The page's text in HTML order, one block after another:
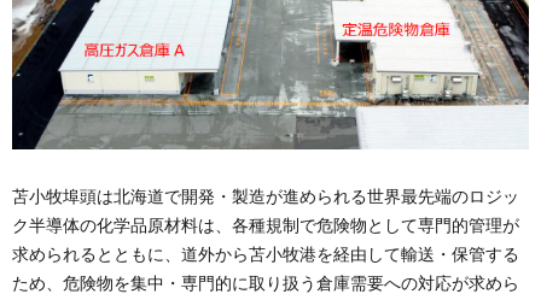
苫小牧埠頭は北海道で開発・製造が進められる世界最先端のロジッ
ク半導体の化学品原材料は、各種規制で危険物として専門的管理が
求められるとともに、道外から苫小牧港を経由して輸送・保管する
ため、危険物を集中・専門的に取り扱う倉庫需要への対応が求めら